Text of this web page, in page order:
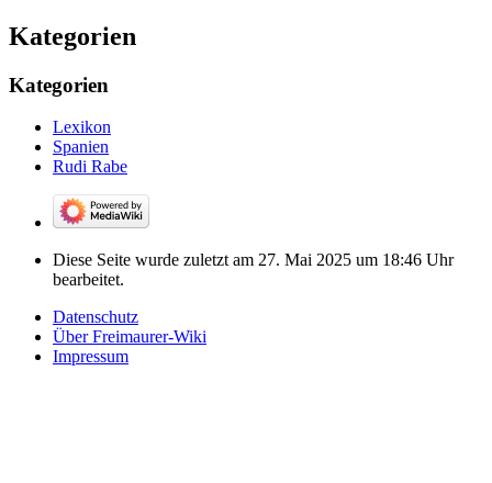
Kategorien
Kategorien
Lexikon
Spanien
Rudi Rabe
Diese Seite wurde zuletzt am 27. Mai 2025 um 18:46 Uhr
bearbeitet.
Datenschutz
Über Freimaurer-Wiki
Impressum